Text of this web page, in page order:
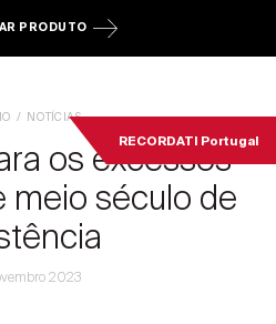
PRODUTO
RECORDATI Portugal
NOTÍCIAS
os excessos
meio século de
2023